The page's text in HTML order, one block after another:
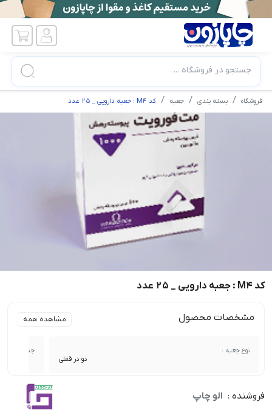
جستجو در فروشگاه ...
فروشگاه بسته بندی جعبه کد M4 : جعبه دارویی _ 25 عدد
کد M4 : جعبه دارویی _ 25 عدد
مشخصات محصول مشاهده همه
نوع جعبه :
دو در قفلی
جنس :
فروشنده : الو چاپ